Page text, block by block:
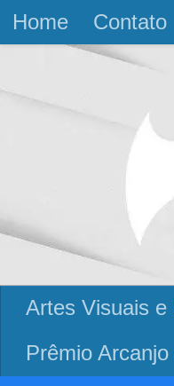
Skip to content
Home Contato
Artes Visuais e
Prêmio